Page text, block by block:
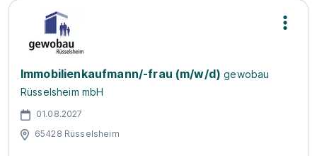
Immobilienkaufmann/-frau (m/w/d) gewobau
Rüsselsheim mbH
01.08.2027
65428 Rüsselsheim